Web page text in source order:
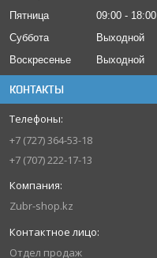
Пятница
09:00
18:00
Суббота
Выходной
Воскресенье
Выходной
КОНТАКТЫ
+7 (727) 364-53-18
+7 (707) 222-17-13
Zubr-shop.kz
Отдел продаж